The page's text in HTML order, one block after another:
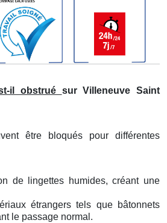
il obstrué sur Villeneuve Saint
être bloqués pour différentes
de lingettes humides, créant une
étrangers tels que bâtonnets
le passage normal.